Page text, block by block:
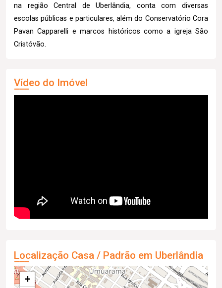
na região Central de Uberlândia, conta com diversas
escolas públicas e particulares, além do Conservatório Cora
Pavan Capparelli e marcos históricos como a igreja São
Cristóvão.
Vídeo do Imóvel
Localização Casa / Padrão em Uberlândia
+